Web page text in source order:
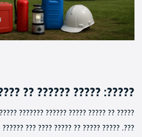
????? ?????? ?? ?????
?????? ??????? ?????? ?? ?????? ???????
???? ??? ?????? ????? ????? ???? ????.